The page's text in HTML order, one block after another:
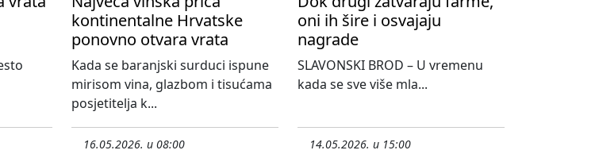
kontinentalne Hrvatske
ponovno otvara vrata
Kada se baranjski surduci ispune
mirisom vina, glazbom i tisućama
posjetitelja k...
16.05.2026. u 08:00
oni ih šire i osvajaju
nagrade
SLAVONSKI BROD – U vremenu
kada se sve više mla...
14.05.2026. u 15:00